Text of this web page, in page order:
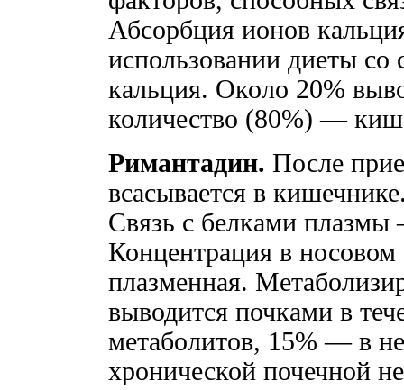
Абсорбция ионов
использовании диеты
кальция. Около 20%
количество (80%) —
Римантадин. После
всасывается в
Связь с белками
Концентрация в
плазменная.
выводится почками в
метаболитов, 15% — в
хронической почечной